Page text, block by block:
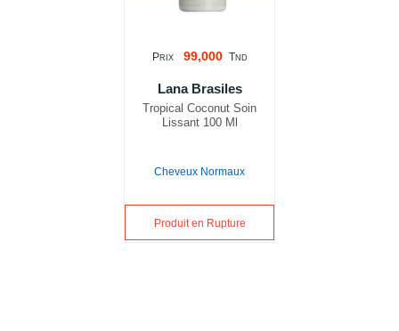
PRIX 99,000 TND
Lana Brasiles
Tropical Coconut Soin
Lissant 100 Ml
Cheveux Normaux
Produit en Rupture